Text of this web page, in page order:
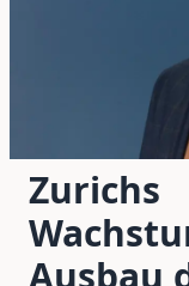
Zurichs
Ausbau